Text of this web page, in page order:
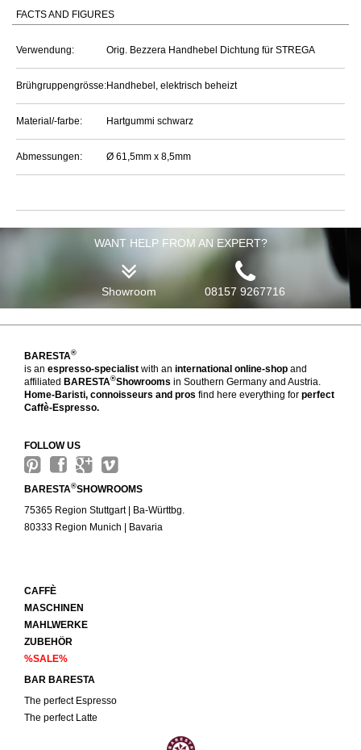
FACTS AND FIGURES
Verwendung: Orig. Bezzera Handhebel Dichtung für STREGA
Brühgruppengrösse:Handhebel, elektrisch beheizt
Material/-farbe: Hartgummi schwarz
Abmessungen: Ø 61,5mm x 8,5mm
WANT HELP FROM AN EXPERT?
Showroom 08157 9267716
BARESTA®
is an espresso-specialist with an international online-shop and
affiliated BARESTA®Showrooms in Southern Germany and Austria.
Home-Baristi, connoisseurs and pros find here everything for perfect
Caffè-Espresso.
FOLLOW US
BARESTA®SHOWROOMS
75365 Region Stuttgart | Ba-Württbg.
80333 Region Munich | Bavaria
CAFFÈ
MASCHINEN
MAHLWERKE
ZUBEHÖR
%SALE%
BAR BARESTA
The perfect Espresso
The perfect Latte